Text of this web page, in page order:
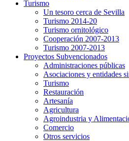
Turismo
Un tesoro cerca de Sevilla
Turismo 2014-20
Turismo ornitológico
Cooperación 2007-2013
Turismo 2007-2013
Proyectos Subvencionados
Administraciones públicas
Asociaciones y entidades
Turismo
Restauración
Artesanía
Agricultura
Agroindustria y
Comercio
Otros servicios